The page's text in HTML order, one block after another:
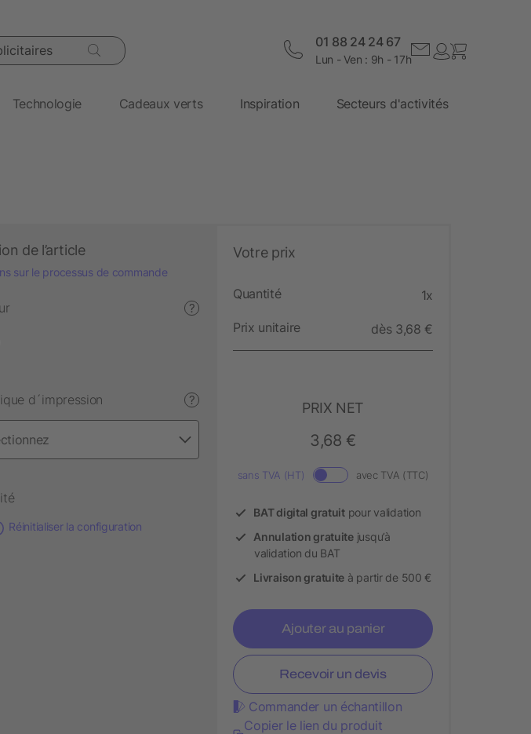
01 88 24 24 67
Lun - Ven : 9h - 17h
Technologie Cadeaux verts Inspiration Secteurs d'activités
de l’article
sur le processus de commande
?
d´impression ?
Réinitialiser la configuration
Votre prix
Quantité 1x
Prix unitaire dès 3,68 €
PRIX NET
3,68 €
sans TVA (HT) avec TVA (TTC)
BAT digital gratuitpour validation
Annulation gratuitejusqu’à
validation du BAT
Livraison gratuite à partir de 500 €
Ajouter au panier
Recevoir un devis
Commander un échantillon
Copier le lien du produit